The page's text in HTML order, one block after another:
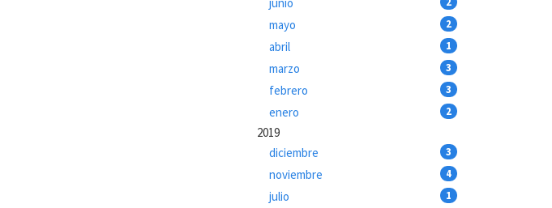
mayo 2
abril 1
marzo 3
febrero 3
enero 2
2019
diciembre
3
noviembre 4
julio 1